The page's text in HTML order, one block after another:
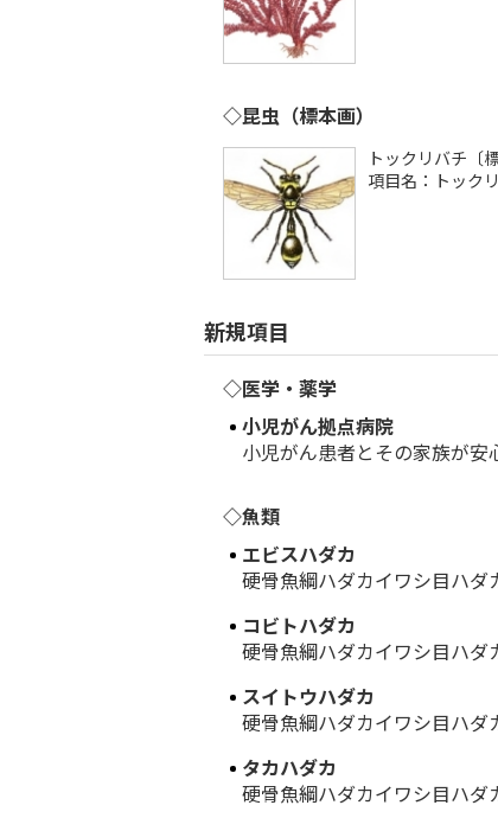
◇昆虫（標本画）
トックリバチ〔標
項目名：トック
新規項目
◇医学・薬学
小児がん拠点病院
小児がん患者とその家族が
◇魚類
エビスハダカ
硬骨魚綱ハダカイワシ目ハダ
コビトハダカ
硬骨魚綱ハダカイワシ目ハダ
スイトウハダカ
硬骨魚綱ハダカイワシ目ハダ
タカハダカ
硬骨魚綱ハダカイワシ目ハダ